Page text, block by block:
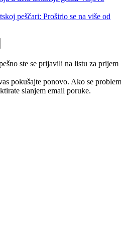
peščari: Proširio se na više od
ste se prijavili na listu za prijem
pokušajte ponovo. Ako se
slanjem email poruke.